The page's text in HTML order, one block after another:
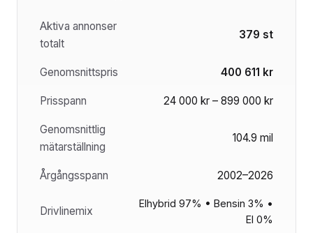
Aktiva annonser
totalt
379 st
Genomsnittspris 400 611 kr
Prisspann 24 000 kr – 899 000 kr
Genomsnittlig
mätarställning
104.9 mil
Årgångsspann 2002–2026
Drivlinemix
Elhybrid 97% • Bensin 3% •
El 0%